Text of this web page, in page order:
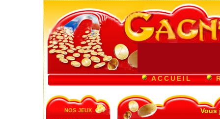
ACCUEIL
nos jeux Vous